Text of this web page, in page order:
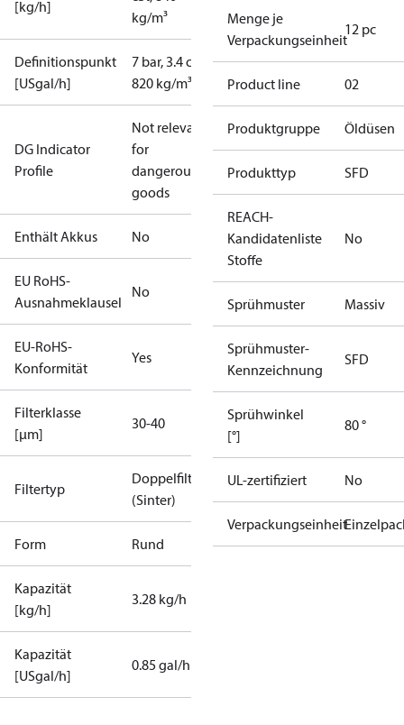
[kg/h]
kg/m³
Definitionspunkt
[USgal/h]
7 bar, 3.4 cSt,
820 kg/m³
DG Indicator
Profile
Not relevant
for
dangerous
goods
Enthält Akkus No
EU RoHS-
Ausnahmeklausel
No
EU-RoHS-
Konformität
Yes
Filterklasse
[µm]
30-40
Filtertyp
Doppelfilter
(Sinter)
Form Rund
Kapazität
[kg/h]
3.28 kg/h
Kapazität
[USgal/h]
0.85 gal/h
Menge je
Verpackungseinheit
12 pc
Product line 02
Produktgruppe Öldüsen
Produkttyp SFD
REACH-
Kandidatenliste
Stoffe
No
Sprühmuster Massiv
Sprühmuster-
Kennzeichnung
SFD
Sprühwinkel
[°]
80 °
UL-zertifiziert No
Verpackungseinheit